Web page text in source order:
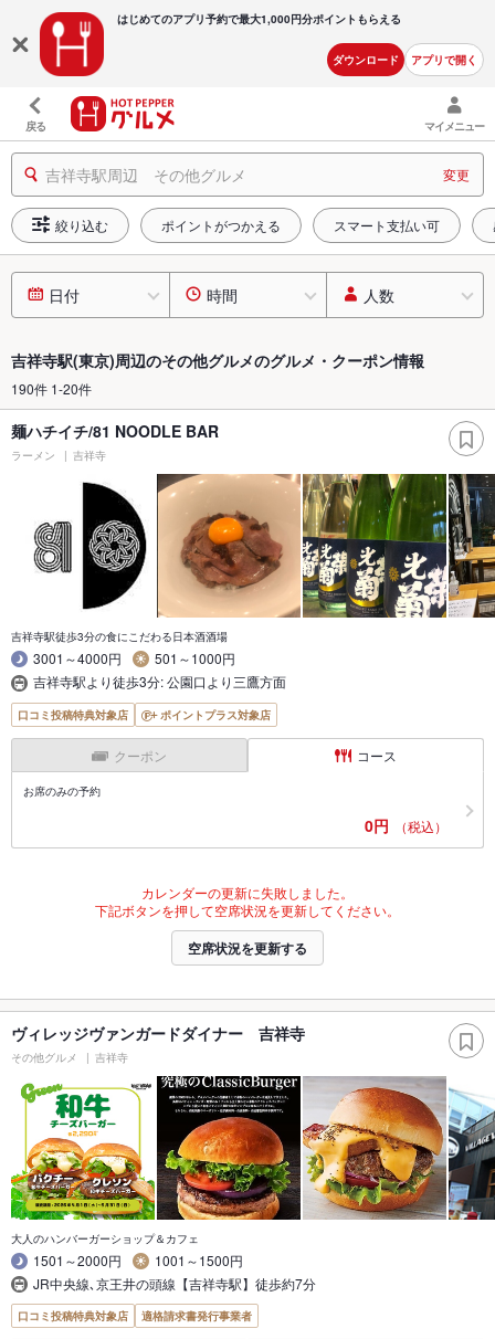
はじめてのアプリ予約で最大1,000円分ポイントもらえる
ダウンロード アプリで開く
戻る マイメニュー
吉祥寺駅周辺 その他グルメ 変更
絞り込む ポイントがつかえる スマート支払い可
日付 時間 人数
吉祥寺駅(東京)周辺のその他グルメのグルメ・クーポン情報
190件 1-20件
麺ハチイチ/81 NOODLE BAR
ラーメン 吉祥寺
吉祥寺駅徒歩3分の食にこだわる日本酒酒場
3001～4000円
501～1000円
吉祥寺駅より徒歩3分: 公園口より三鷹方面
口コミ投稿特典対象店 ポイントプラス対象店
クーポン コース
お席のみの予約
0円 （税込）
カレンダーの更新に失敗しました。
下記ボタンを押して空席状況を更新してください。
空席状況を更新する
ヴィレッジヴァンガードダイナー 吉祥寺
その他グルメ 吉祥寺
大人のハンバーガーショップ＆カフェ
1501～2000円
1001～1500円
JR中央線､京王井の頭線【吉祥寺駅】徒歩約7分
口コミ投稿特典対象店 適格請求書発行事業者